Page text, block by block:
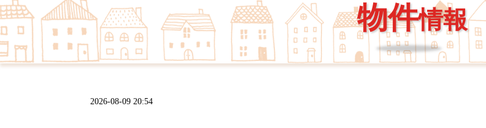
物件情報
2026-08-09 20:54